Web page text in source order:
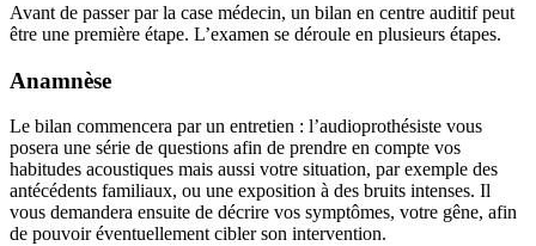
Avant de passer par la case médecin, un bilan en centre auditif peut
être une première étape. L’examen se déroule en plusieurs étapes.
Anamnèse
Le bilan commencera par un entretien : l’audioprothésiste vous
posera une série de questions afin de prendre en compte vos
habitudes acoustiques mais aussi votre situation, par exemple des
antécédents familiaux, ou une exposition à des bruits intenses. Il
vous demandera ensuite de décrire vos symptômes, votre gêne, afin
de pouvoir éventuellement cibler son intervention.